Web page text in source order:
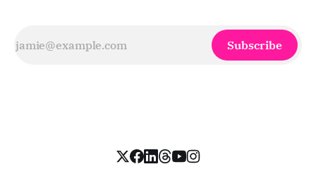
Subscribe